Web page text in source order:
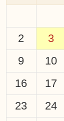
2
3
9
10
16
17
23
24